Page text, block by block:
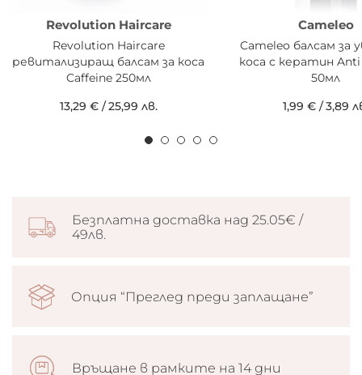
Revolution Haircare
Revolution Haircare
ревитализиращ балсам за коса
Caffeine 250мл
13,29 €/25,99 лв.
Cameleo
Cameleo балсам за
коса с кератин
50мл
1,99 € /3,89
Безплатна доставка над 25.05€ /
49лв.
Опция “Преглед преди заплащане”
Връщане в рамките на 14 дни